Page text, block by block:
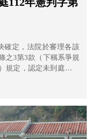
確定，法院於審理各該
之3第3款（下稱系爭規
規定，認定未到庭之證
質詰問權而違憲，聲